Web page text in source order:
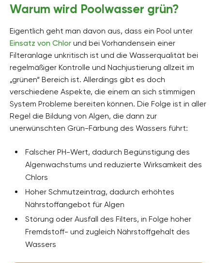
Warum wird Poolwasser grün?
Eigentlich geht man davon aus, dass ein Pool unter
Einsatz von Chlor und bei Vorhandensein einer
Filteranlage unkritisch ist und die Wasserqualität bei
regelmäßiger Kontrolle und Nachjustierung allzeit im
„grünen“ Bereich ist. Allerdings gibt es doch
verschiedene Aspekte, die einem an sich stimmigen
System Probleme bereiten können. Die Folge ist in aller
Regel die Bildung von Algen, die dann zur
unerwünschten Grün-Färbung des Wassers führt:
Falscher PH-Wert, dadurch Begünstigung des
Algenwachstums und reduzierte Wirksamkeit des
Chlors
Hoher Schmutzeintrag, dadurch erhöhtes
Nährstoffangebot für Algen
Störung oder Ausfall des Filters, in Folge hoher
Fremdstoff- und zugleich Nährstoffgehalt des
Wassers